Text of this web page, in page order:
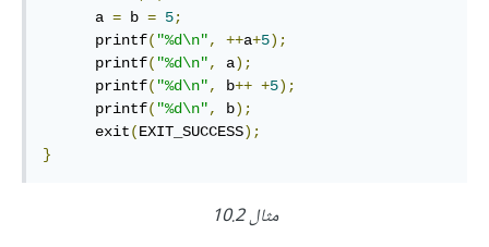
      a
= b = 5;
      printf
( "%d\n", ++a+5);
      printf
( "%d\n", a);
      printf
( "%d\n", b++ +5);
      printf
( "%d\n", b);
      exit
(EXIT_SUCCESS);
}
مثال 10.2